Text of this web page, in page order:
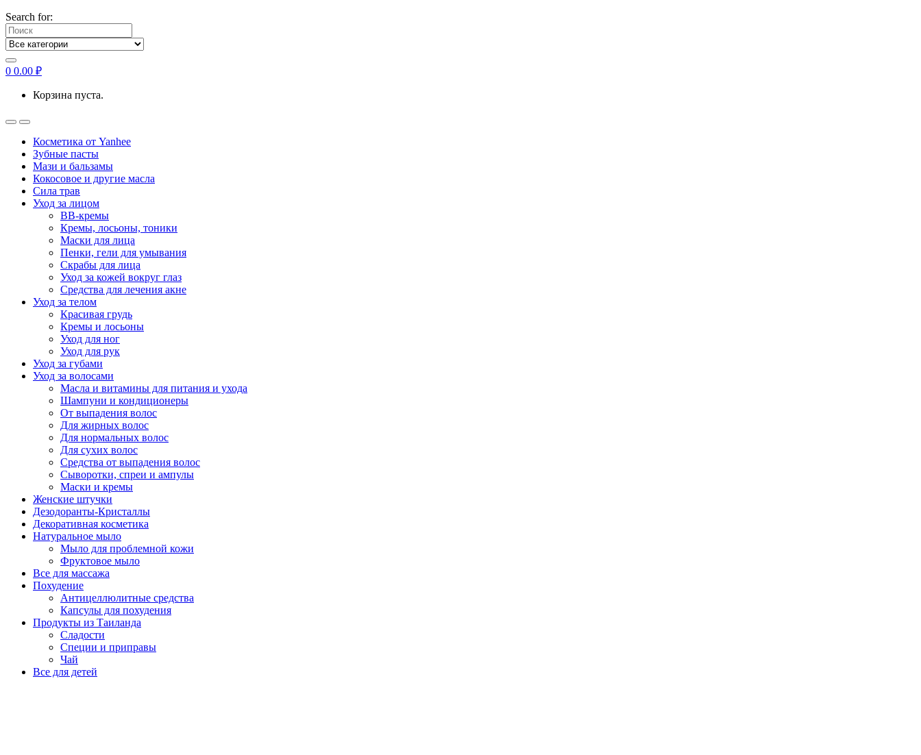
Search for:
0 0.00 ₽
Корзина пуста.
Косметика от Yanhee
Зубные пасты
Мази и бальзамы
Кокосовое и другие масла
Сила трав
Уход за лицом
BB-кремы
Кремы, лосьоны, тоники
Маски для лица
Пенки, гели для умывания
Скрабы для лица
Уход за кожей вокруг глаз
Средства для лечения акне
Уход за телом
Красивая грудь
Кремы и лосьоны
Уход для ног
Уход для рук
Уход за губами
Уход за волосами
Масла и витамины для питания и ухода
Шампуни и кондиционеры
От выпадения волос
Для жирных волос
Для нормальных волос
Для сухих волос
Средства от выпадения волос
Сыворотки, спреи и ампулы
Маски и кремы
Женские штучки
Дезодоранты-Кристаллы
Декоративная косметика
Натуральное мыло
Мыло для проблемной кожи
Фруктовое мыло
Все для массажа
Похудение
Антицеллюлитные средства
Капсулы для похудения
Продукты из Таиланда
Сладости
Специи и приправы
Чай
Все для детей